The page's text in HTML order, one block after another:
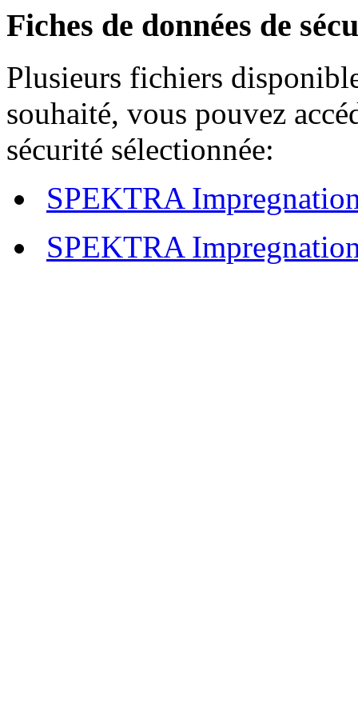
Fiches de données de
Plusieurs fichiers
souhaité, vous pouvez
sécurité sélectionnée:
SPEKTRA
SPEKTRA